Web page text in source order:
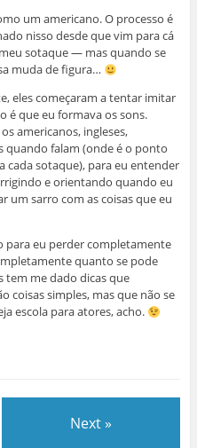
um americano. O processo é
nisso desde que vim para cá
sotaque — mas quando se
muda de figura…
eles começaram a tentar imitar
é que eu formava os sons.
americanos, ingleses,
quando falam (onde é o ponto
cada sotaque), para eu entender
e orientando quando eu
um sarro com as coisas que eu
eu perder completamente
quanto se pode
tem me dado dicas que
coisas simples, mas que não se
escola para atores, acho.
Next »